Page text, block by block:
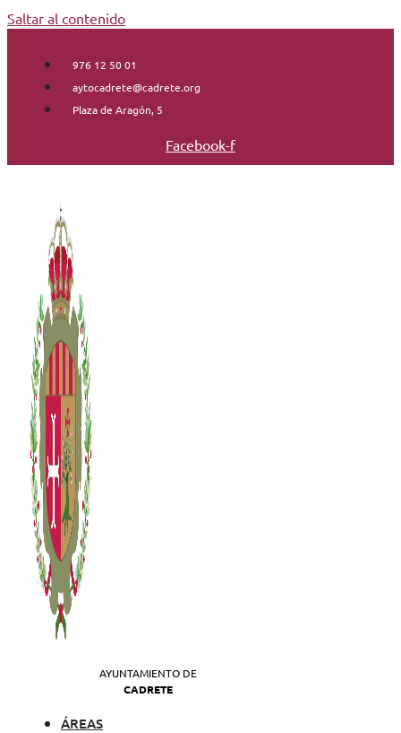
Saltar al contenido
976 12 50 01
aytocadrete@cadrete.org
Plaza de Aragón, 5
Facebook-f
AYUNTAMIENTO DE
CADRETE
ÁREAS